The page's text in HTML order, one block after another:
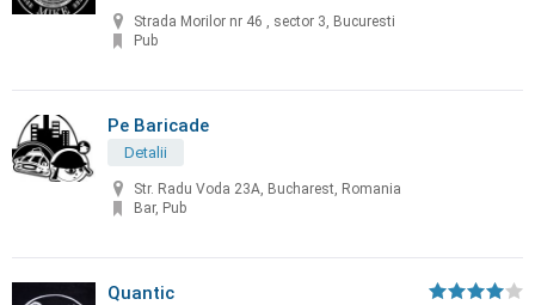
Strada Morilor nr 46 , sector 3, Bucuresti
Pub
Pe Baricade
Detalii
Str. Radu Voda 23A, Bucharest, Romania
Bar, Pub
Quantic